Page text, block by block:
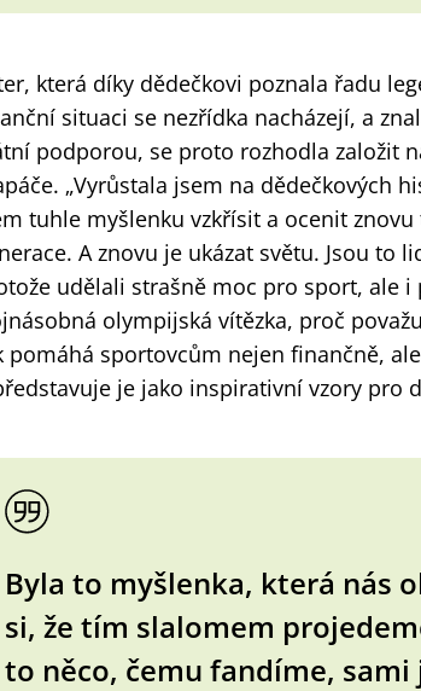
která díky dědečkovi poznala řadu
situaci se nezřídka nacházejí, a
podporou, se proto rozhodla založit
„Vyrůstala jsem na dědečkových
tuhle myšlenku vzkřísit a ocenit
A znovu je ukázat světu. Jsou to
udělali strašně moc pro sport, ale i
olympijská vítězka, proč
pomáhá sportovcům nejen finančně,
je jako inspirativní vzory pro
Byla to myšlenka, která nás
si, že tím slalomem
to něco, čemu fandíme,